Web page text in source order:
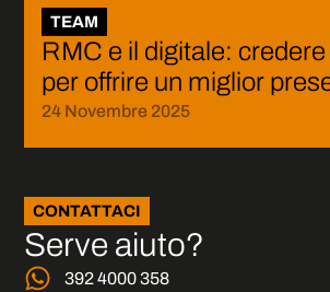
TEAM
RMC e il digitale:
per offrire un miglior
24 Novembre 2025
CONTATTACI
Serve aiuto?
392 4000 358